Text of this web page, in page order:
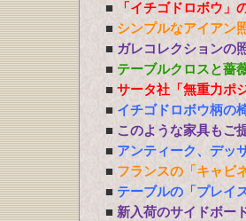
■ 「イチゴドロボウ」
■ シンプルなアイアン
■ ガレコレクションの
■ テーブルクロスと薔
■ サータ社「無重力ポ
■ イチゴドロボウ柄の
■ このような家具もご
■ アンティーク、デッ
■ フランスの「キャビ
■ テーブルの「プレイ
■ 新入荷のサイドボー